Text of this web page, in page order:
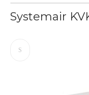
Systemair